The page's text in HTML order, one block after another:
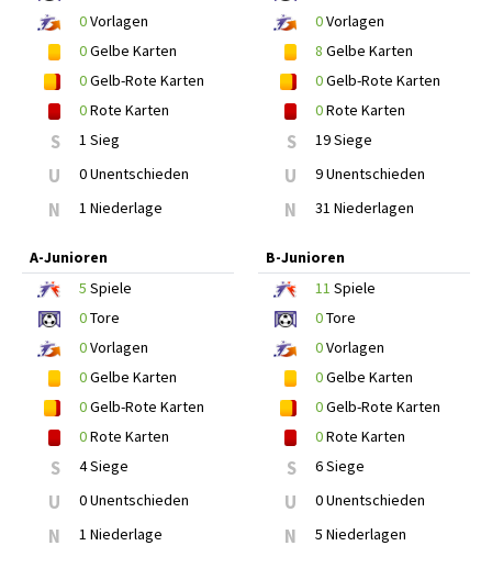
0Vorlagen
0Gelbe Karten
0Gelb-Rote Karten
0Rote Karten
S 1 Sieg
U 0 Unentschieden
N 1 Niederlage
0Vorlagen
8 Gelbe Karten
0Gelb-Rote Karten
0Rote Karten
S 19 Siege
U 9 Unentschieden
N 31 Niederlagen
A-Junioren
5 Spiele
0Tore
0Vorlagen
0Gelbe Karten
0Gelb-Rote Karten
0Rote Karten
S 4 Siege
U 0 Unentschieden
N 1 Niederlage
B-Junioren
11 Spiele
0Tore
0Vorlagen
0Gelbe Karten
0Gelb-Rote Karten
0Rote Karten
S 6 Siege
U 0 Unentschieden
N 5 Niederlagen